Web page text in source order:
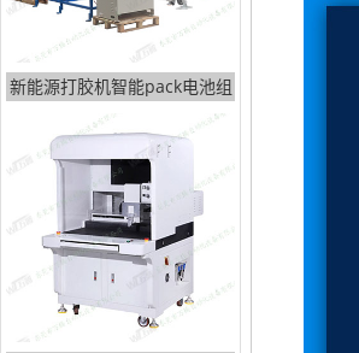
新能源打胶机智能pack电池组